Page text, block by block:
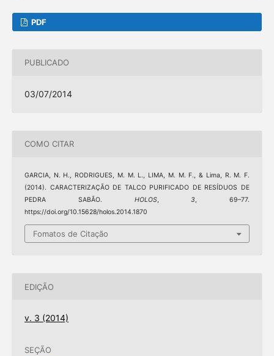
PDF
PUBLICADO
03/07/2014
COMO CITAR
GARCIA, N. H., RODRIGUES, M. M. L., LIMA, M. M. F., & Lima, R. M. F.
(2014). CARACTERIZAÇÃO DE TALCO PURIFICADO DE RESÍDUOS DE
PEDRA SABÃO. HOLOS,3, 69–77.
https://doi.org/10.15628/holos.2014.1870
Fomatos de Citação
EDIÇÃO
v. 3 (2014)
SEÇÃO